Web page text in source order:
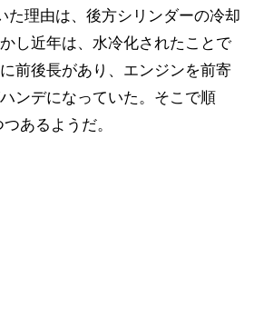
た理由は、後方シリンダーの冷却
し近年は、水冷化されたことで
前後長があり、エンジンを前寄
ンデになっていた。そこで順
あるようだ。